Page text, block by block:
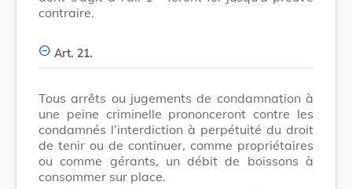
contraire.
Art. 21.
Tous arrêts ou jugements de condamnation à
une peine criminelle prononceront contre les
condamnés l’interdiction à perpétuité du droit
de tenir ou de continuer, comme propriétaires
ou comme gérants, un débit de boissons à
consommer sur place.